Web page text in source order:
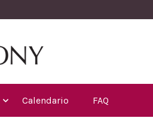
Calendario FAQ